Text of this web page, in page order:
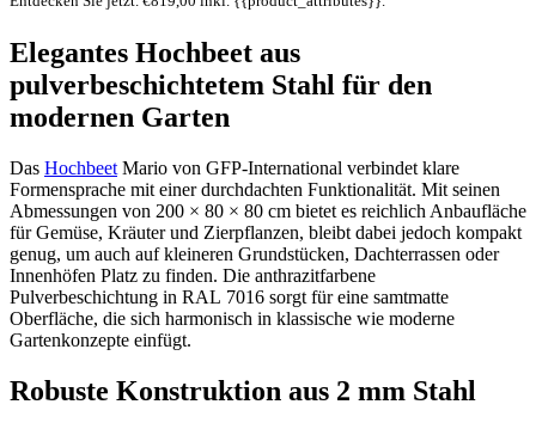
Elegantes Hochbeet aus
pulverbeschichtetem Stahl für den
modernen Garten
Das Hochbeet Mario von GFP-International verbindet klare
Formensprache mit einer durchdachten Funktionalität. Mit seinen
Abmessungen von 200 × 80 × 80 cm bietet es reichlich Anbaufläche
für Gemüse, Kräuter und Zierpflanzen, bleibt dabei jedoch kompakt
genug, um auch auf kleineren Grundstücken, Dachterrassen oder
Innenhöfen Platz zu finden. Die anthrazitfarbene
Pulverbeschichtung in RAL 7016 sorgt für eine samtmatte
Oberfläche, die sich harmonisch in klassische wie moderne
Gartenkonzepte einfügt.
Robuste Konstruktion aus 2 mm Stahl